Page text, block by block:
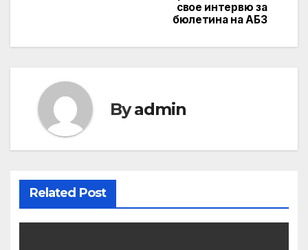
свое интервю за
бюлетина на АБЗ
Byadmin
Related Post